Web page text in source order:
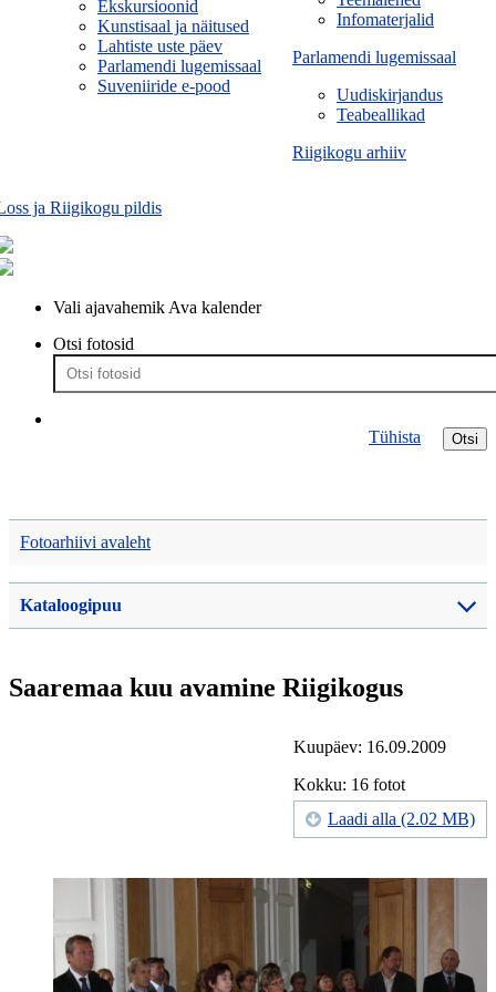
Infomaterjalid
Parlamendi lugemissaal
Uudiskirjandus
Teabeallikad
Riigikogu arhiiv
Ekskursioonid
Kunstisaal ja näitused
Lahtiste uste päev
Parlamendi lugemissaal
Suveniiride e-pood
ja Riigikogu pildis
Vali ajavahemik Ava kalender
Otsi fotosid
Otsi
Tühista
Fotoarhiivi avaleht
Kataloogipuu
Saaremaa kuu avamine Riigikogus
Kuupäev: 16.09.2009
Kokku: 16 fotot
Laadi alla (2.02 MB)